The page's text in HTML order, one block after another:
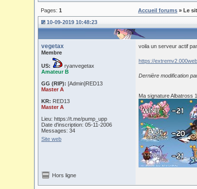
Pages: 1 Accueil forums » Le
10-09-2019 10:48:23
vegetax
Membre
US:
ryanvegetax
Amateur B
GG (RIP): [Admin]RED13
Master A
KR: RED13
Master A
Lieu: https://t.me/pump_upp
Date d'inscription: 05-11-2006
Messages: 34
Site web
voila un serveur actif
https://
Dernière modification
Ma signature Albatross
Hors ligne